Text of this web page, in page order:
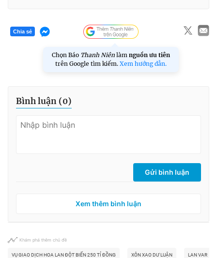
Chia sẻ
Chọn Báo Thanh Niên làm nguồn ưu tiên
trên Google tìm kiếm. Xem hướng dẫn.
Bình luận (0)
Gửi bình luận
Xem thêm bình luận
Khám phá thêm chủ đề
VỤ GIAO DỊCH HOA LAN ĐỘT BIẾN 250 TỈ ĐỒNG XÔN XAO DƯ LUẬN LAN VAR